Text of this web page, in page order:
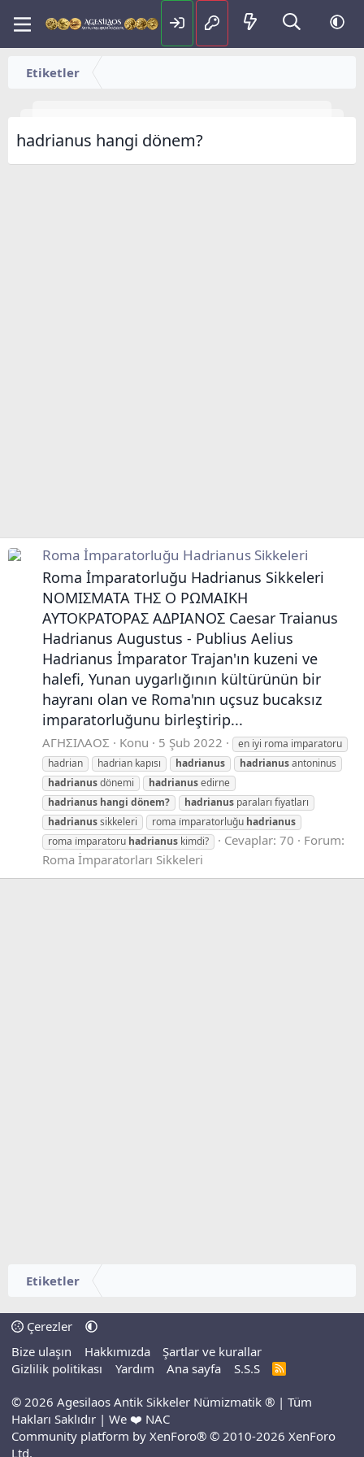
Etiketler
hadrianus hangi dönem?
Roma İmparatorluğu Hadrianus Sikkeleri
Roma İmparatorluğu Hadrianus Sikkeleri
ΝΟΜΙΣΜΑΤΑ ΤΗΣ Ο ΡΩΜΑIΚΗ
ΑΥΤΟΚΡΑΤΟΡΑΣ ΑΔΡΙΑΝΟΣ Caesar Traianus
Hadrianus Augustus - Publius Aelius
Hadrianus İmparator Trajan'ın kuzeni ve
halefi, Yunan uygarlığının kültürünün bir
hayranı olan ve Roma'nın uçsuz bucaksız
imparatorluğunu birleştirip...
ΑΓΗΣΙΛΑΟΣ Konu 5 Şub 2022
en iyi roma imparatoru
hadrian
hadrian kapısı hadrianus hadrianusantoninus
hadrianusdönemi hadrianusedirne
hadrianus hangi dönem? hadrianus paraları fiyatları
hadrianussikkeleri roma i̇mparatorluğu hadrianus
roma i̇mparatoru hadrianus kimdi? Cevaplar: 70
Forum:
Roma İmparatorları Sikkeleri
Etiketler
Çerezler
Bize ulaşın
Hakkımızda
Şartlar ve kurallar
Gizlilik politikası
Yardım Ana sayfa S.S.S
R
S
© 2026 Agesilaos Antik Sikkeler Nümizmatik ® | Tüm
Hakları Saklıdır | We ❤️ NAC
Community platform by XenForo® © 2010-2026 XenForo
Ltd.